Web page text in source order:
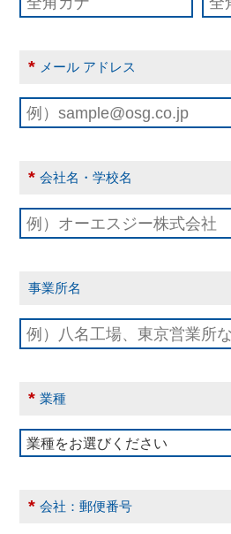
* メール アドレス
* 会社名・学校名
事業所名
* 業種
* 会社：郵便番号